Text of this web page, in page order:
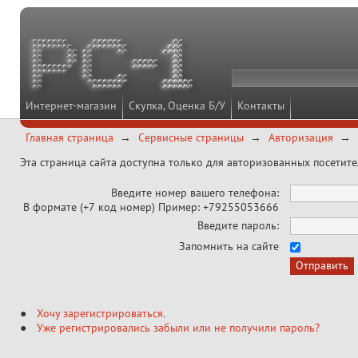
Интернет-магазин Скупка, Оценка Б/У Контакты
Главная страница Сервисные страницы
Авторизация
Эта страница сайта доступна только для авторизованных
Введите номер вашего телефона:
В формате (+7 код номер) Пример: +79255053666
Введите пароль:
Запомнить на сайте
Хочу зарегистрироваться.
Уже регистрировались забыли или не получили пароль?